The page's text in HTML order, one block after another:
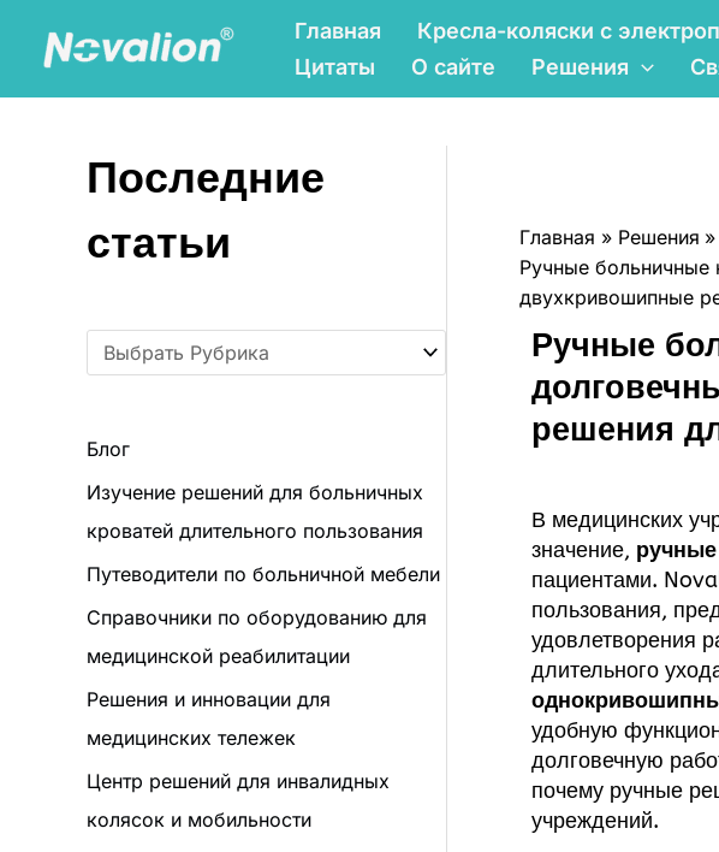
содержанию
Главная Кресла-коляски с
Цитаты
О сайте Решения
Последние
статьи
у
б
и
и
Блог
Изучение решений для больничных
кроватей длительного пользования
Путеводители по больничной мебели
Справочники по оборудованию для
медицинской реабилитации
Решения и инновации для
медицинских тележек
Центр решений для инвалидных
колясок и мобильности
Главная Решения
Ручные больничные
двухкривошипные
Ручные
решения
В медицинских
значение,
пациентами.
пользования,
удовлетворения
длительного
удобную
долговечную
почему ручные
учреждений.